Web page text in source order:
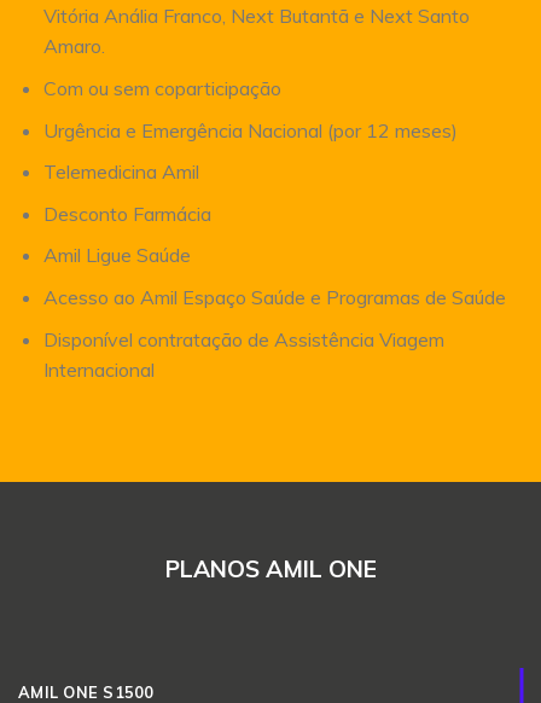
Vitória Anália Franco, Next Butantã e Next Santo
Amaro.
Com ou sem coparticipação
Urgência e Emergência Nacional (por 12 meses)
Telemedicina Amil
Desconto Farmácia
Amil Ligue Saúde
Acesso ao Amil Espaço Saúde e Programas de Saúde
Disponível contratação de Assistência Viagem
Internacional
PLANOS AMIL ONE
AMIL ONE S1500